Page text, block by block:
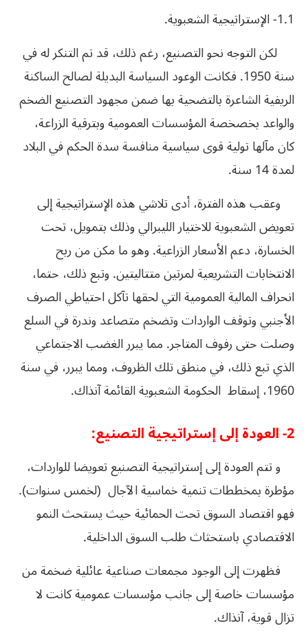
1.1- الإستراتيجية الشعبوية.
لكن التوجه نحو التصنيع، رغم ذلك، قد تم التنكر له في
سنة 1950. فكانت الوعود السياسة البديلة لصالح الساكنة
الريفية الشاعرة بالتضحية بها ضمن مجهود التصنيع الضخم
والواعد بخصخصة المؤسسات العمومية وبترقية الزراعة،
كان مآلها تولية قوى سياسية منافسة سدة الحكم في البلاد
لمدة 14 سنة.
وعقب هذه الفترة، أدى تلاشي هذه الإستراتيجية إلى
تعويض الشعبوية للاختيار الليبرالي وذلك بتمويل، تحت
الخسارة، دعم الأسعار الزراعية. وهو ما مكن من ربح
الانتخابات التشريعية لمرتين متتاليتين. وتبع ذلك، حتما،
انحراف المالية العمومية التي لحقها تآكل احتياطي الصرف
الأجنبي وتوقف الواردات وتضخم متصاعد وندرة في السلع
وصلت حتى رفوف المتاجر. مما يبرر الغضب الاجتماعي
الذي تبع ذلك، في منطق تلك الظروف، ومما يبرر، في سنة
1960، إسقاط الحكومة الشعبوية القائمة آنذاك.
2- العودة إلى إستراتيجية التصنيع:
و تتم العودة إلى إستراتيجية التصنيع تعويضا للواردات،
مؤطرة بمخططات تنمية خماسية الآجال (لخمس سنوات).
فهو اقتصاد السوق تحت الحمائية حيث يستحث النمو
الاقتصادي باستحثاث طلب السوق الداخلية.
فظهرت إلى الوجود مجمعات صناعية عائلية ضخمة من
مؤسسات خاصة إلى جانب مؤسسات عمومية كانت لا
تزال قوية، آنذاك.